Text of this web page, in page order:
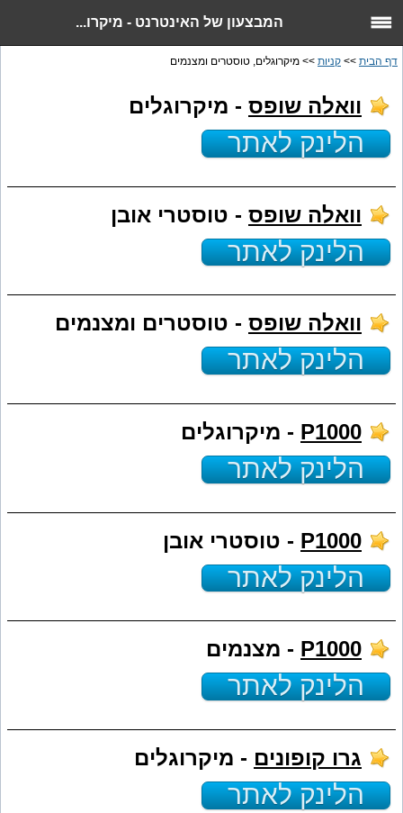
המבצעון של האינטרנט - מיקרו...
דף הבית >> קניות >> מיקרוגלים, טוסטרים ומצנמים
וואלה שופס - מיקרוגלים
הלינק לאתר
וואלה שופס - טוסטרי אובן
הלינק לאתר
וואלה שופס - טוסטרים ומצנמים
הלינק לאתר
P1000 - מיקרוגלים
הלינק לאתר
P1000 - טוסטרי אובן
הלינק לאתר
P1000 - מצנמים
הלינק לאתר
גרו קופונים - מיקרוגלים
הלינק לאתר